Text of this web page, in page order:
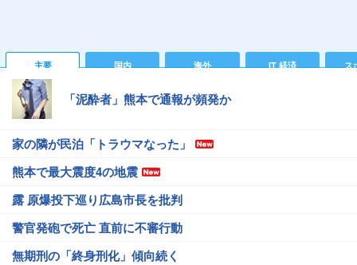
主要 国内 海外 IT 経済 ス
「泥酔者」熊本で通報が頻発か
家の隣が民泊「トラウマなった」
熊本で最大震度4の地震
露 原爆投下巡り広島市長を批判
警官発砲で死亡 直前に不審行動
無期刑の「終身刑化」傾向続く